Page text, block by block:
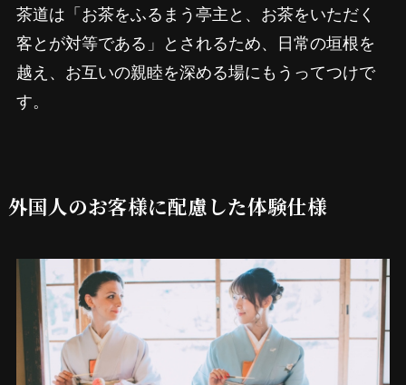
茶道は「お茶をふるまう亭主と、お茶をいただく
客とが対等である」とされるため、日常の垣根を
越え、お互いの親睦を深める場にもうってつけで
す。
外国人のお客様に配慮した体験仕様